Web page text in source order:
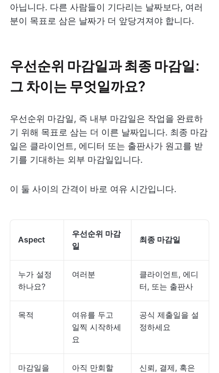
아닙니다. 다른 사람들이 기다리는 날짜보다, 여러
분이 목표로 삼은 날짜가 더 앞당겨져야 합니다.
우선순위 마감일과 최종 마감일:
그 차이는 무엇일까요?
우선순위 마감일, 즉 내부 마감일은 작업을 완료하
기 위해 목표로 삼는 더 이른 날짜입니다. 최종 마감
일은 클라이언트, 에디터 또는 출판사가 원고를 받
기를 기대하는 외부 마감일입니다.
이 둘 사이의 간격이 바로 여유 시간입니다.
Aspect
우선순위 마감
일
최종 마감일
누가 설정
하나요?
여러분
클라이언트, 에디
터, 또는 출판사
목적
여유를 두고
일찍 시작하세
요
공식 제출일을 설
정하세요
마감일을
아직 만회할
신뢰, 결제, 혹은